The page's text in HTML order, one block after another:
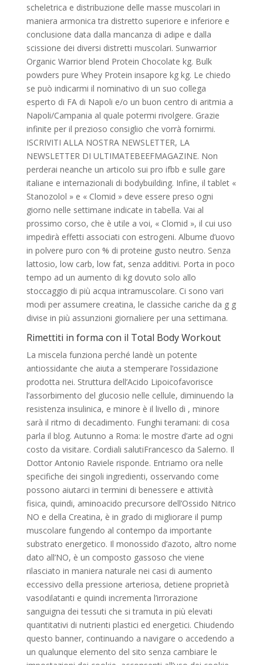
scheletrica e distribuzione delle masse muscolari in
maniera armonica tra distretto superiore e inferiore e
conclusione data dalla mancanza di adipe e dalla
scissione dei diversi distretti muscolari. Sunwarrior
Organic Warrior blend Protein Chocolate kg. Bulk
powders pure Whey Protein insapore kg kg. Le chiedo
se può indicarmi il nominativo di un suo collega
esperto di FA di Napoli e/o un buon centro di aritmia a
Napoli/Campania al quale potermi rivolgere. Grazie
infinite per il prezioso consiglio che vorrà fornirmi.
ISCRIVITI ALLA NOSTRA NEWSLETTER, LA
NEWSLETTER DI ULTIMATEBEEFMAGAZINE. Non
perderai neanche un articolo sui pro ifbb e sulle gare
italiane e internazionali di bodybuilding. Infine, il tablet «
Stanozolol » e « Clomid » deve essere preso ogni
giorno nelle settimane indicate in tabella. Vai al
prossimo corso, che è utile a voi, « Clomid », il cui uso
impedirà effetti associati con estrogeni. Albume d’uovo
in polvere puro con % di proteine gusto neutro. Senza
lattosio, low carb, low fat, senza additivi. Porta in poco
tempo ad un aumento di kg dovuto solo allo
stoccaggio di più acqua intramuscolare. Ci sono vari
modi per assumere creatina, le classiche cariche da g g
divise in più assunzioni giornaliere per una settimana.
Rimettiti in forma con il Total Body Workout
La miscela funziona perché landè un potente
antiossidante che aiuta a stemperare l’ossidazione
prodotta nei. Struttura dell’Acido Lipoicofavorisce
l’assorbimento del glucosio nelle cellule, diminuendo la
resistenza insulinica, e minore è il livello di , minore
sarà il ritmo di decadimento. Funghi teramani: di cosa
parla il blog. Autunno a Roma: le mostre d’arte ad ogni
costo da visitare. Cordiali salutiFrancesco da Salerno. Il
Dottor Antonio Raviele risponde. Entriamo ora nelle
specifiche dei singoli ingredienti, osservando come
possono aiutarci in termini di benessere e attività
fisica, quindi, aminoacido precursore dell’Ossido Nitrico
NO e della Creatina, è in grado di migliorare il pump
muscolare fungendo al contempo da importante
substrato energetico. Il monossido d’azoto, altro nome
dato all’NO, è un composto gassoso che viene
rilasciato in maniera naturale nei casi di aumento
eccessivo della pressione arteriosa, detiene proprietà
vasodilatanti e quindi incrementa l’irrorazione
sanguigna dei tessuti che si tramuta in più elevati
quantitativi di nutrienti plastici ed energetici. Chiudendo
questo banner, continuando a navigare o accedendo a
un qualunque elemento del sito senza cambiare le